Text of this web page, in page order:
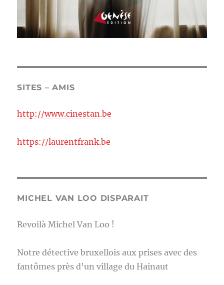
SITES – AMIS
http://www.cinestan.be
https://laurentfrank.be
MICHEL VAN LOO DISPARAIT
Revoilà Michel Van Loo !
Notre détective bruxellois aux prises avec des
fantômes près d’un village du Hainaut